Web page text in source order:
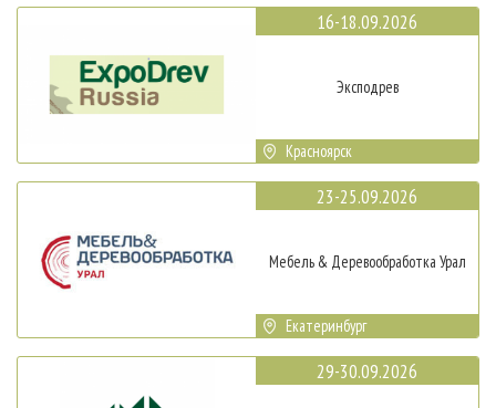
16-18.09.2026
Эксподрев
Красноярск
23-25.09.2026
Мебель & Деревообработка Урал
Екатеринбург
29-30.09.2026